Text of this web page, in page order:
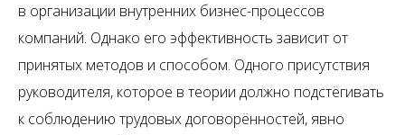
в организации внутренних бизнес-процессов
компаний. Однако его эффективность зависит от
принятых методов и способом. Одного присутствия
руководителя, которое в теории должно подстёгивать
к соблюдению трудовых договорённостей, явно